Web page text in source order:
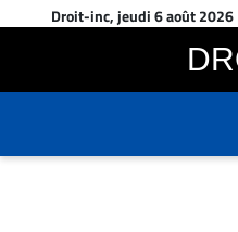
Droit-inc, jeudi 6 août 2026
En
Nominations
Conseillers